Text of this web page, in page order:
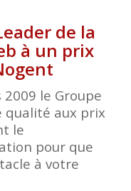
de la
à un prix
2009 le Groupe
qualité aux prix
le
pour que
à votre